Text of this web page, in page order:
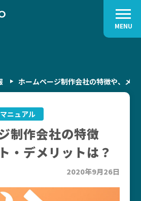
MENU
ホームページ制作会社の特徴や、メ
ニュアル
制作会社の特徴
・デメリットは？
2020年9月26日